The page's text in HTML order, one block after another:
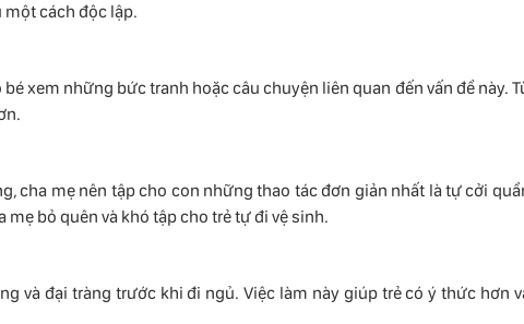
một cách độc lập.
xem những bức tranh hoặc câu chuyện liên quan đến vấn đề này.
cha mẹ nên tập cho con những thao tác đơn giản nhất là tự cởi
bỏ quên và khó tập cho trẻ tự đi vệ sinh.
và đại tràng trước khi đi ngủ. Việc làm này giúp trẻ có ý thức hơn